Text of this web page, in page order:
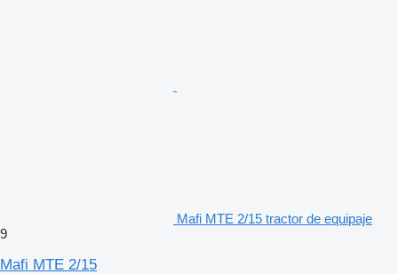
Mafi MTE 2/15 tractor de equipaje
9
Mafi MTE 2/15